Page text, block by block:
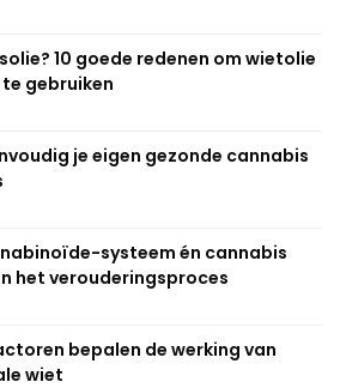
10 goede redenen om wietolie
te gebruiken
je eigen gezonde cannabis
systeem én cannabis
het verouderingsproces
bepalen de werking van
wiet